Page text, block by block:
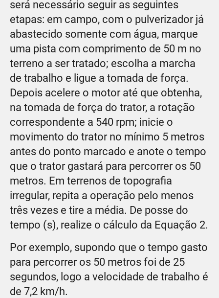
será necessário seguir as seguintes
etapas: em campo, com o pulverizador já
abastecido somente com água, marque
uma pista com comprimento de 50 m no
terreno a ser tratado; escolha a marcha
de trabalho e ligue a tomada de força.
Depois acelere o motor até que obtenha,
na tomada de força do trator, a rotação
correspondente a 540 rpm; inicie o
movimento do trator no mínimo 5 metros
antes do ponto marcado e anote o tempo
que o trator gastará para percorrer os 50
metros. Em terrenos de topografia
irregular, repita a operação pelo menos
três vezes e tire a média. De posse do
tempo (s), realize o cálculo da Equação 2.
Por exemplo, supondo que o tempo gasto
para percorrer os 50 metros foi de 25
segundos, logo a velocidade de trabalho é
de 7,2 km/h.